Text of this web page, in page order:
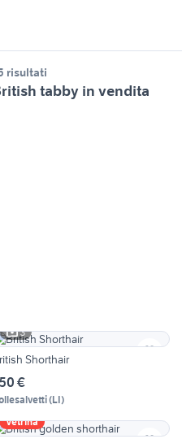
risultati
tabby in vendita
3
Shorthair
€
(LI)
Vetrina